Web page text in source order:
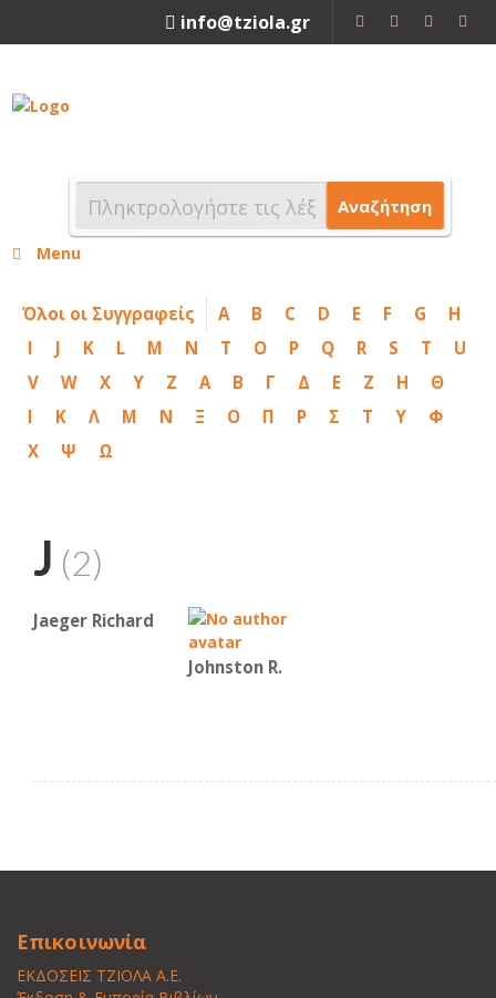
info@tziola.gr
Αναζήτηση
Menu
Όλοι οι Συγγραφείς A B C D E F G
H
I
J K L M N T O P Q R S T
U
V
W X Y Z Α Β Γ Δ Ε Ζ Η
Θ
Ι
Κ Λ Μ Ν Ξ Ο Π Ρ Σ Τ Υ
Φ
Χ
Ψ Ω
J (2)
Jaeger Richard
Johnston R.
Επικοινωνία
ΕΚΔΟΣΕΙΣ ΤΖΙΟΛΑ Α.Ε.